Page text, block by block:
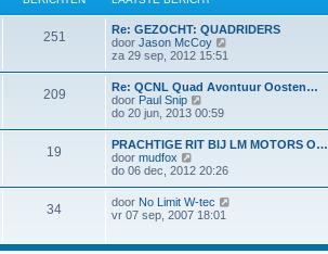
h
t
b
e
r
i
c
h
t
s
t
e
b
e
r
c
a
a
t
s
t
e
b
r
i
c
h
t
251
Re: GEZOCHT: QUADRIDERS
door Jason McCoy
j
a
a
s
t
e
b
i
za 29 sep, 2012 15:51
209
Re: QCNL Quad Avontuur Oosten…
door Paul Snip
e
i
k
l
a
a
t
t
do 20 jun, 2013 00:59
19
PRACHTIGE RIT BIJ LM MOTORS O…
door mudfox
e
i
j
k
a
do 06 dec, 2012 20:26
34 door No Limit W-tec
vr 07 sep, 2007 18:01